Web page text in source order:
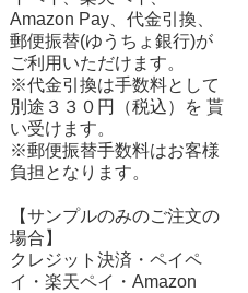
Amazon Pay、代金引換、
郵便振替(ゆうちょ銀行)が
ご利用いただけます。
※代金引換は手数料として
別途３３０円（税込）を 貰
い受けます。
※郵便振替手数料はお客様
負担となります。
【サンプルのみのご注文の
場合】
クレジット決済・ペイペ
イ・楽天ペイ・Amazon